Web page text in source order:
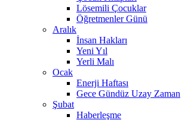
Lösemili Çocuklar
Öğretmenler Günü
Aralık
İnsan Hakları
Yeni Yıl
Yerli Malı
Ocak
Enerji Haftası
Gece Gündüz Uzay Zaman
Şubat
Haberleşme